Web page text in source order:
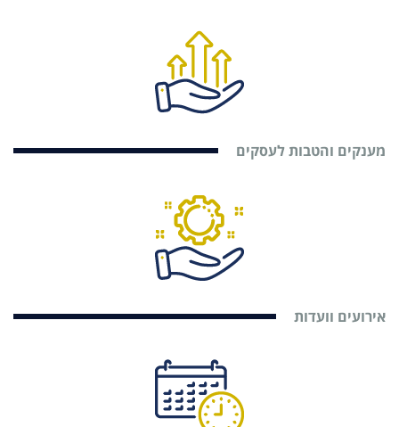
מענקים והטבות לעסקים
אירועים וועדות